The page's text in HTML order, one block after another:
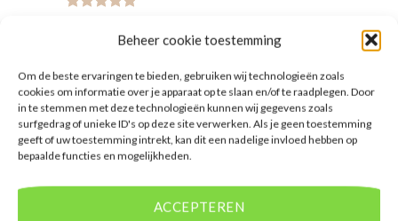
Beheer cookie toestemming
Om de beste ervaringen te bieden, gebruiken wij technologieën zoals
cookies om informatie over je apparaat op te slaan en/of te raadplegen. Door
in te stemmen met deze technologieën kunnen wij gegevens zoals
surfgedrag of unieke ID's op deze site verwerken. Als je geen toestemming
geeft of uw toestemming intrekt, kan dit een nadelige invloed hebben op
bepaalde functies en mogelijkheden.
ACCEPTEREN
Lopesan Baobab Resort is een 5
direct bij onze partner D-reizen.
Nu vanaf EUR 890.00 per persoon.
PRIJZEN EN BOEKEN